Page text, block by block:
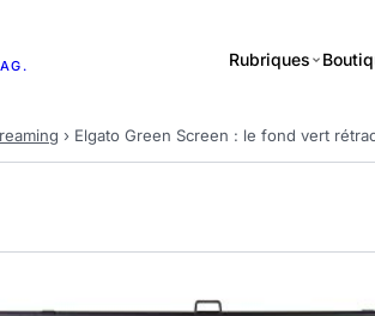
Rubriques
› Elgato Green Screen : le fond vert